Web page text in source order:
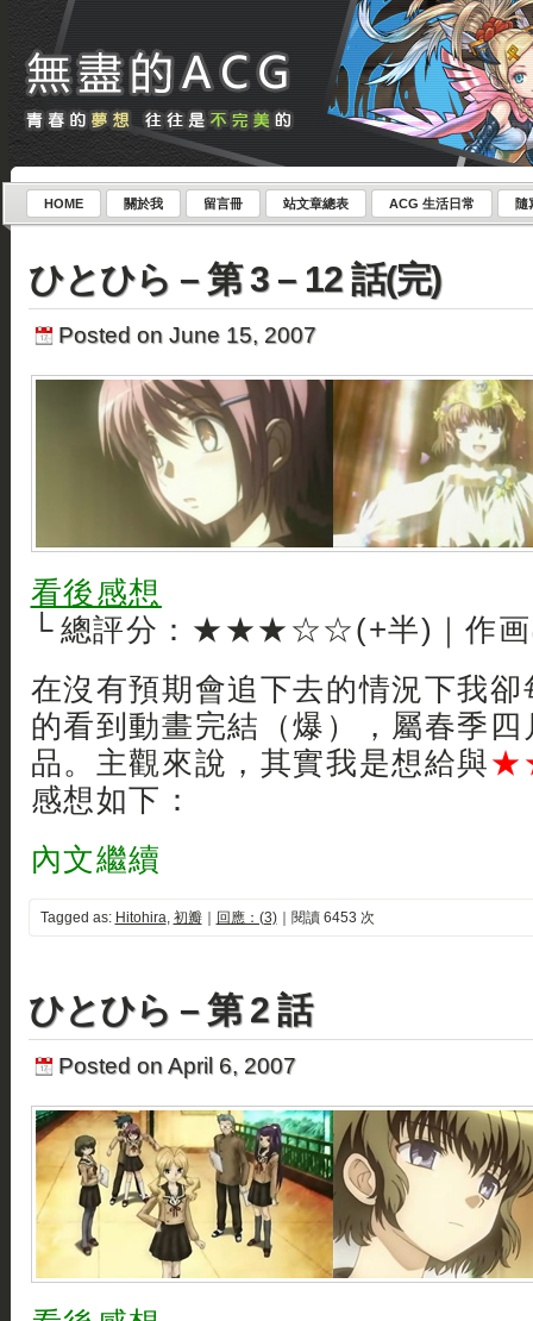
HOME 關於我 留言冊 站文章總表 ACG 生活日常 隨
ひとひら – 第 3 – 12 話(完)
Posted on June 15, 2007
看後感想
└ 總評分：★★★☆☆(+半)｜作画
在沒有預期會追下去的情況下我
的看到動畫完結（爆），屬春季
品。主觀來說，其實我是想給與
感想如下：
內文繼續
Tagged as: Hitohira, 初瓣｜ 回應：(3)｜閱讀 6453 次
ひとひら – 第 2 話
Posted on April 6, 2007